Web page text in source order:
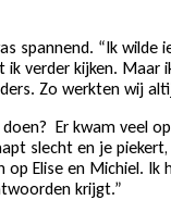
“Ik wilde
verder kijken.
Zo werkten wij
Er kwam veel
slecht en je
Elise en Michiel.
krijgt.”